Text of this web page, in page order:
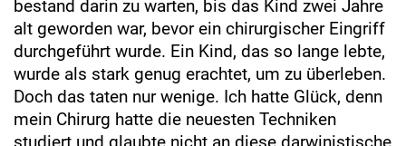
bestand darin zu warten, bis das Kind zwei Jahre
alt geworden war, bevor ein chirurgischer Eingriff
durchgeführt wurde. Ein Kind, das so lange lebte,
wurde als stark genug erachtet, um zu überleben.
Doch das taten nur wenige. Ich hatte Glück, denn
mein Chirurg hatte die neuesten Techniken
studiert und glaubte nicht an diese darwinistische